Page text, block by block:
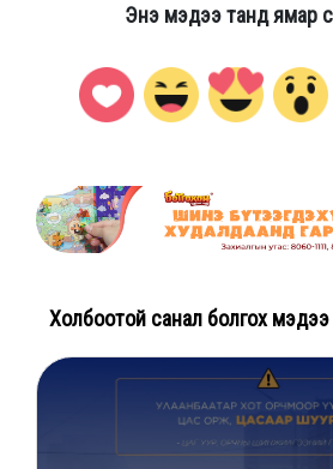
Энэ мэдээ танд ямар
Холбоотой санал болгох мэдээ